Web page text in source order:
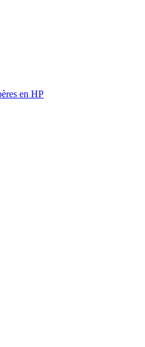
en HP